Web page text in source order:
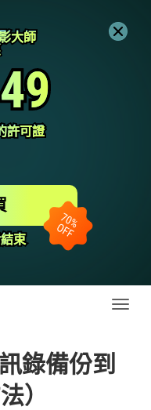
大師
大師
許可證
許可證
束
束
錄備份到
）